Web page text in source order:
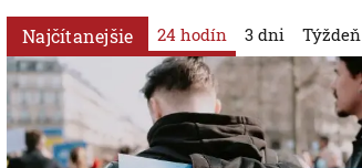
Najčítanejšie 24 hodín 3 dni Týždeň